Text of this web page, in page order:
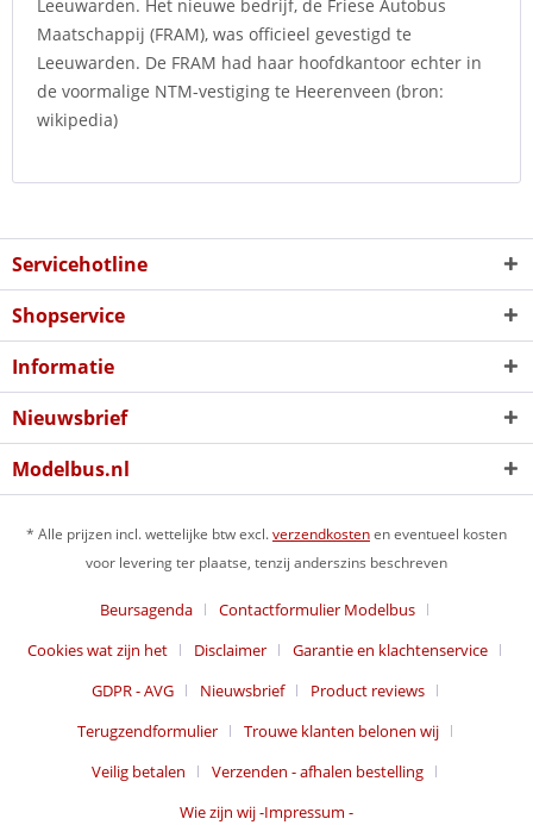
Leeuwarden. Het nieuwe bedrijf, de Friese Autobus
Maatschappij (FRAM), was officieel gevestigd te
Leeuwarden. De FRAM had haar hoofdkantoor echter in
de voormalige NTM-vestiging te Heerenveen (bron:
wikipedia)
Servicehotline
Shopservice
Informatie
Nieuwsbrief
Modelbus.nl
* Alle prijzen incl. wettelijke btw excl.verzendkostenen eventueel kosten
voor levering ter plaatse, tenzij anderszins beschreven
Beursagenda
Contactformulier Modelbus
Cookies wat zijn het
Disclaimer
Garantie en klachtenservice
GDPR - AVG
Nieuwsbrief
Product reviews
Terugzendformulier
Trouwe klanten belonen wij
Veilig betalen
Verzenden - afhalen bestelling
Wie zijn wij -Impressum -